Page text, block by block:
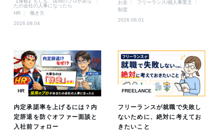
たの会社の人事になったら
HR
働き方
2026.08.04
お金
フリーランス/個人事業主
制度
2026.08.01
HR
内定承諾率を上げるには？内
定辞退を防ぐオファー面談と
入社前フォロー
FREELANCE
フリーランスが就職で失敗し
ないために、絶対に考えてお
きたいこと